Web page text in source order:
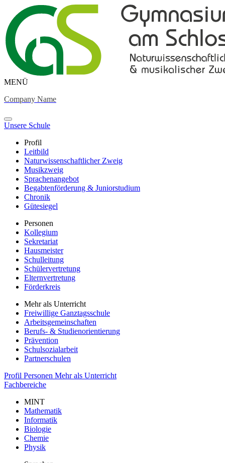
MENÜ
Company Name
Unsere Schule
Profil
Leitbild
Naturwissenschaftlicher Zweig
Musikzweig
Sprachenangebot
Begabtenförderung & Juniorstudium
Chronik
Gütesiegel
Personen
Kollegium
Sekretariat
Hausmeister
Schulleitung
Schülervertretung
Elternvertretung
Förderkreis
Mehr als Unterricht
Freiwillige Ganztagsschule
Arbeitsgemeinschaften
Berufs- & Studienorientierung
Prävention
Schulsozialarbeit
Partnerschulen
Profil Personen Mehr als Unterricht
Fachbereiche
MINT
Mathematik
Informatik
Biologie
Chemie
Physik